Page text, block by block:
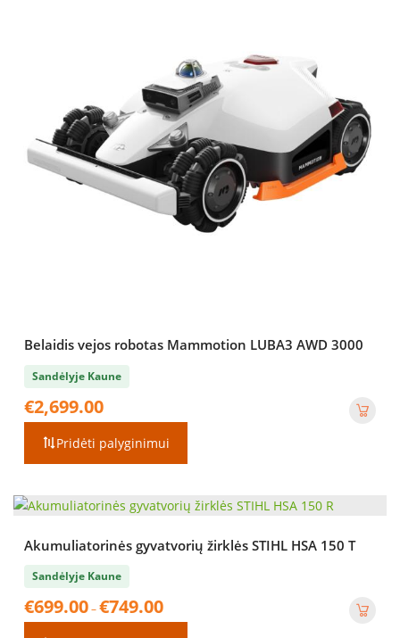
Belaidis vejos robotas Mammotion LUBA3 AWD 3000
Sandėlyje Kaune
€2,699.00
Pridėti palyginimui
Akumuliatorinės gyvatvorių žirklės STIHL HSA 150 T
Sandėlyje Kaune
€699.00–€749.00Price